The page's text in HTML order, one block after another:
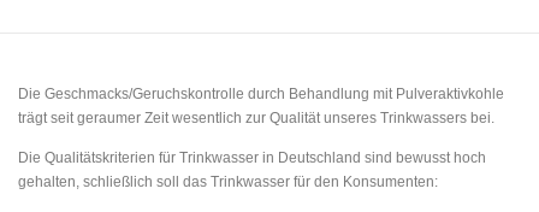
Die Geschmacks/Geruchskontrolle durch Behandlung mit Pulveraktivkohle
trägt seit geraumer Zeit wesentlich zur Qualität unseres Trinkwassers bei.
Die Qualitätskriterien für Trinkwasser in Deutschland sind bewusst hoch
gehalten, schließlich soll das Trinkwasser für den Konsumenten: